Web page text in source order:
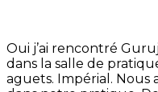
Oui j’ai rencontré
dans la salle de
aguets. Impérial.